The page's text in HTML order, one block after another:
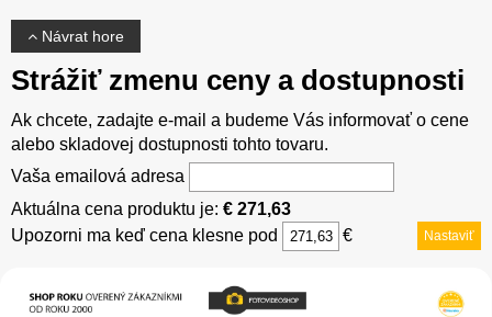
Návrat hore
Strážiť zmenu ceny a dostupnosti
Ak chcete, zadajte e-mail a budeme Vás informovať o cene
alebo skladovej dostupnosti tohto tovaru.
Vaša emailová adresa
Aktuálna cena produktu je: € 271,63
Upozorni ma keď cena klesne pod
€ Nastaviť